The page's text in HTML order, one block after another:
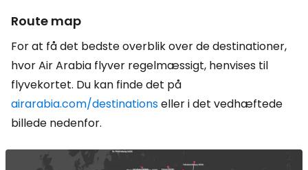
Route map
For at få det bedste overblik over de destinationer,
hvor Air Arabia flyver regelmæssigt, henvises til
flyvekortet. Du kan finde det på
airarabia.com/destinationseller i det vedhæftede
billede nedenfor.